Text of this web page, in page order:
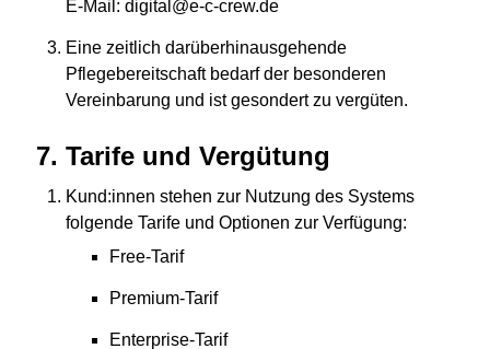
E-Mail: digital@e-c-crew.de
Eine zeitlich darüberhinausgehende
Pflegebereitschaft bedarf der besonderen
Vereinbarung und ist gesondert zu vergüten.
Tarife und Vergütung
Kund:innen stehen zur Nutzung des Systems
folgende Tarife und Optionen zur Verfügung:
Free-Tarif
Premium-Tarif
Enterprise-Tarif